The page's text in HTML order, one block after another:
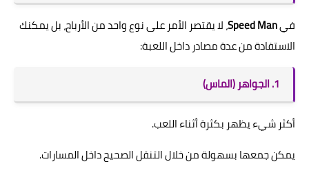
فيSpeed Man، لا يقتصر الأمر على نوع واحد من الأرباح، بل يمكنك
الاستفادة من عدة مصادر داخل اللعبة:
1. الجواهر (الماس)
أكثر شيء يظهر بكثرة أثناء اللعب.
يمكن جمعها بسهولة من خلال التنقل الصحيح داخل المسارات.